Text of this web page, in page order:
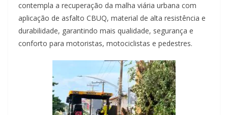
contempla a recuperação da malha viária urbana com
aplicação de asfalto CBUQ, material de alta resistência e
durabilidade, garantindo mais qualidade, segurança e
conforto para motoristas, motociclistas e pedestres.